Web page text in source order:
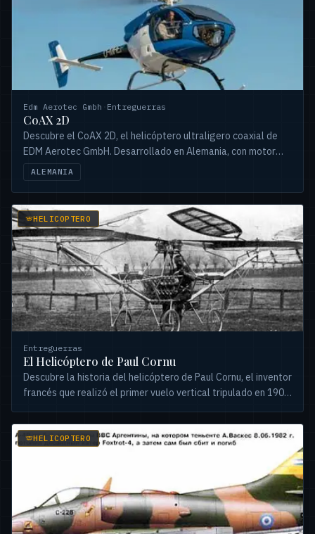
Edm Aerotec Gmbh Entreguerras
CoAX 2D
Descubre el CoAX 2D, el helicóptero ultraligero coaxial de
EDM Aerotec GmbH. Desarrollado en Alemania, con motor
belga, diseñado para 450kg de MTOW y máxima unificación.
ALEMANIA
HELICOPTERO
Entreguerras
El Helicóptero de Paul Cornu
Descubre la historia del helicóptero de Paul Cornu, el inventor
francés que realizó el primer vuelo vertical tripulado en 1907.
HELICOPTERO